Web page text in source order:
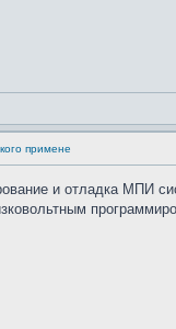
примене
и отладка МПИ